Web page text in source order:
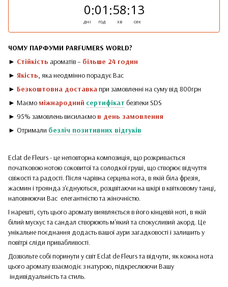
0
дні
:01
год
:58
хв
:13
сек
ЧОМУ ПАРФУМИ PARFUMERS WORLD?
► Стійкість ароматів – більше 24 годин
► Якість , яка неодмінно порадує Вас
► Безкоштовна доставка при замовленні на суму від 800грн
► Маємо міжнародний сертифікат безпеки SDS
► 95% замовлень висилаємо в день замовлення
► Отримали безліч позитивних відгуків
Eclat de Fleurs - це неповторна композиція, що розкривається
початковою нотою соковитої та солодкої груші, що створює відчуття
свіжості та радості. Після чарівна серцева нота, в якій біла фрезія,
жасмин і троянда з'єднуються, розцвітаючи на шкірі в квітковому танці,
наповнюючи Вас елегантністю та жіночністю.
І нарешті, суть цього аромату виявляється в його кінцевій ноті, в якій
білий мускус та сандал створюють м'який та спокусливий акорд. Це
унікальне поєднання додасть вашої аури загадковості і залишить у
повітрі сліди привабливості.
Дозвольте собі поринути у світ Eclat de Fleurs та відчути, як кожна нота
цього аромату взаємодіє з натурою, підкреслюючи Вашу
індивідуальність та стиль.